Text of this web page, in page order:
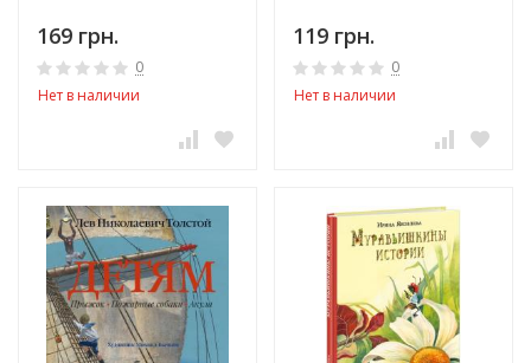
169 грн.
0
Нет в наличии
119 грн.
0
Нет в наличии